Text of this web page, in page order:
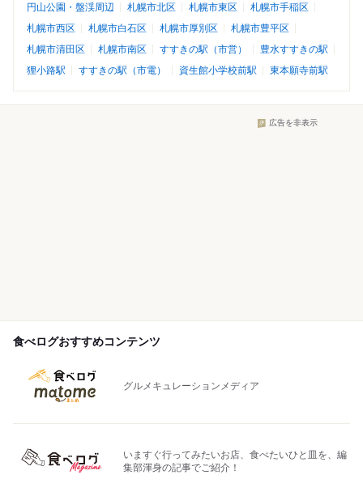
円山公園・盤渓周辺
札幌市北区 札幌市東区
札幌市手稲区
札幌市西区
札幌市白石区 札幌市厚別区
札幌市豊平区
札幌市清田区
札幌市南区 すすきの駅（市営）
豊水すすきの駅
狸小路駅
すすきの駅（市電） 資生館小学校前駅 東本願寺前駅
広告を非表示
食べログおすすめコンテンツ
グルメキュレーションメディア
いますぐ行ってみたいお店、食べたいひと皿を、編
集部渾身の記事でご紹介！